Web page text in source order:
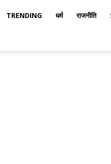
TRENDING धर्म राजनीति